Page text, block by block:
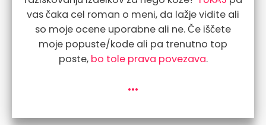
vas čaka cel roman o meni, da lažje vidite ali
so moje ocene uporabne ali ne. Če iščete
moje popuste/kode ali pa trenutno top
poste, bo tole prava povezava.
...